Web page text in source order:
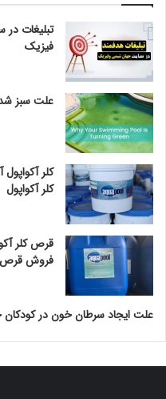
تبلیغات
فیزیک
علت سبز
کلر
کلر آکواپول
قرص کلر
فروش قرص
علت ایجاد سرطان خون در